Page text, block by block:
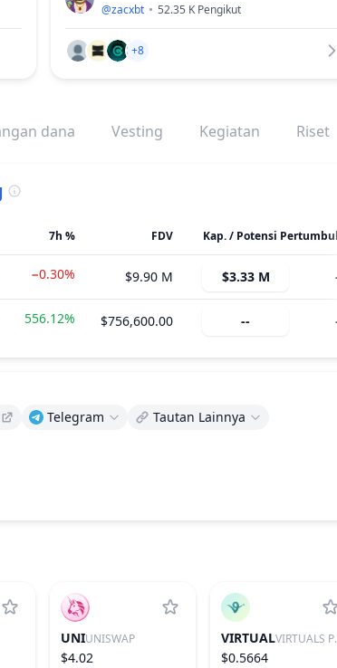
@zacxbt 52.35 K Pengikut
+8
dana Vesting Kegiatan Riset
7h % FDV Kap. / Potensi
−0.30% $9.90 M $3.33 M
556.12% $756,600.00 --
Telegram
Tautan Lainnya
UNIUNISWAP
$4.02
VIRTUAL
$0.5664